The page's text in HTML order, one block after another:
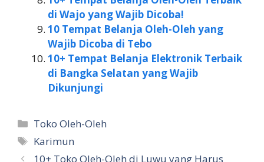
di Wajo yang Wajib Dicoba!
10 Tempat Belanja Oleh-Oleh yang
Wajib Dicoba di Tebo
10+ Tempat Belanja Elektronik Terbaik
di Bangka Selatan yang Wajib
Dikunjungi
Kategori
Toko Oleh-Oleh
Tag
Karimun
10+ Toko Oleh-Oleh di Luwu yang Harus